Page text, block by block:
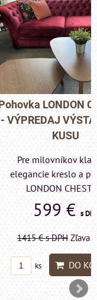
LONDON
- VÝPREDAJ
KUSU
Pre milovníkov
elegancie kreslo a
LONDON
599 €s
1415 €s DPH Zľava
ks DO